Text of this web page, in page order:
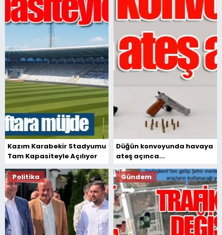
Kazım Karabekir Stadyumu
Tam Kapasiteyle Açılıyor
Düğün konvoyunda havaya
ateş açınca...
Politika Gündem